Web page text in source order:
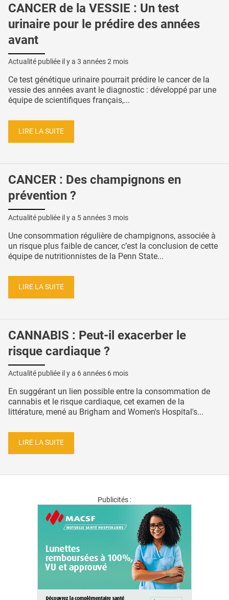
CANCER de la VESSIE : Un test
urinaire pour le prédire des années
avant
Actualité publiée il y a 3 années 2 mois
Ce test génétique urinaire pourrait prédire le cancer de la
vessie des années avant le diagnostic : développé par une
équipe de scientifiques français,...
LIRE LA SUITE
CANCER : Des champignons en
prévention ?
Actualité publiée il y a 5 années 3 mois
Une consommation régulière de champignons, associée à
un risque plus faible de cancer, c’est la conclusion de cette
équipe de nutritionnistes de la Penn State...
LIRE LA SUITE
CANNABIS : Peut-il exacerber le
risque cardiaque ?
Actualité publiée il y a 6 années 6 mois
En suggérant un lien possible entre la consommation de
cannabis et le risque cardiaque, cet examen de la
littérature, mené au Brigham and Women's Hospital's...
LIRE LA SUITE
Publicités :